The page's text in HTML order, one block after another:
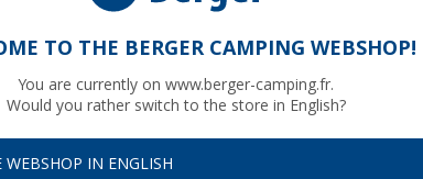
TO THE BERGER CAMPING WEBSHOP!
You are currently on www.berger-camping.fr.
Would you rather switch to the store in English?
WEBSHOP IN ENGLISH